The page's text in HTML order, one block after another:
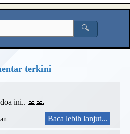
🔍
terkini
ini.. 🙏🙏
Baca lebih lanjut...